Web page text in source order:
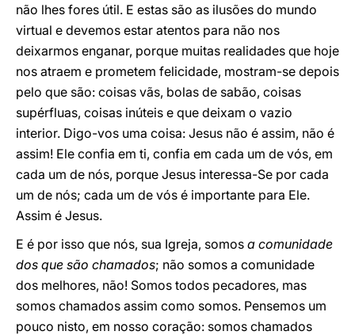
não lhes fores útil. E estas são as ilusões do mundo
virtual e devemos estar atentos para não nos
deixarmos enganar, porque muitas realidades que hoje
nos atraem e prometem felicidade, mostram-se depois
pelo que são: coisas vãs, bolas de sabão, coisas
supérfluas, coisas inúteis e que deixam o vazio
interior. Digo-vos uma coisa: Jesus não é assim, não é
assim! Ele confia em ti, confia em cada um de vós, em
cada um de nós, porque Jesus interessa-Se por cada
um de nós; cada um de vós é importante para Ele.
Assim é Jesus.
E é por isso que nós, sua Igreja, somos a comunidade
dos que são chamados; não somos a comunidade
dos melhores, não! Somos todos pecadores, mas
somos chamados assim como somos. Pensemos um
pouco nisto, em nosso coração: somos chamados